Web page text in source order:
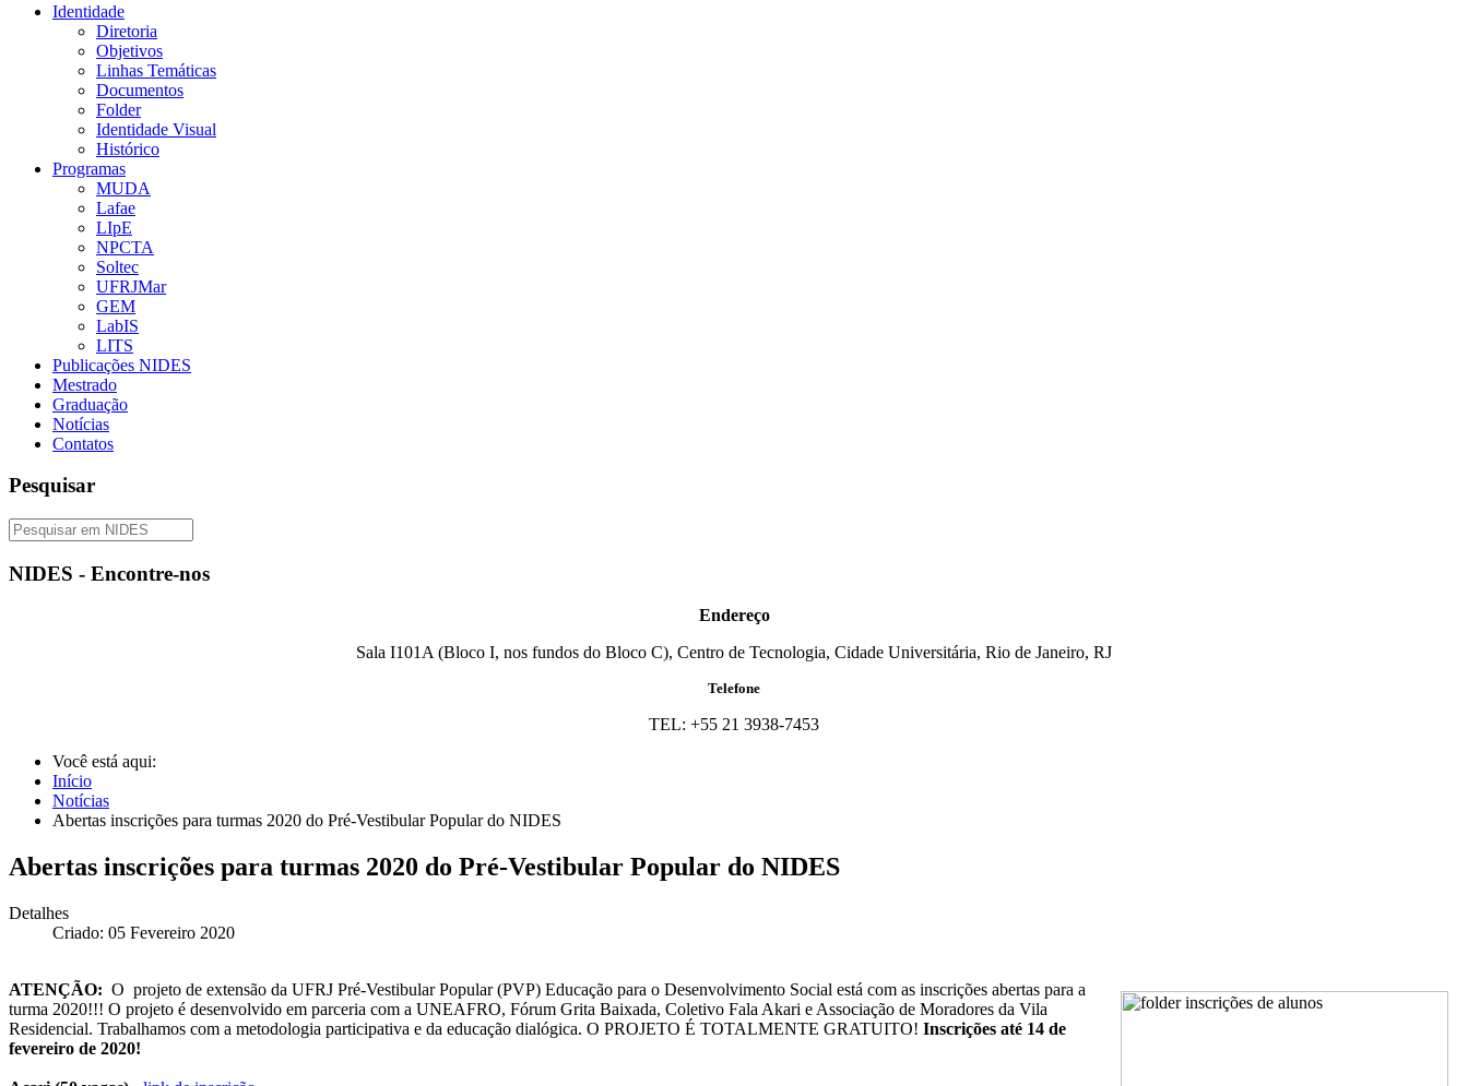
Identidade
Diretoria
Objetivos
Linhas Temáticas
Documentos
Folder
Identidade Visual
Histórico
Programas
MUDA
Lafae
LIpE
NPCTA
Soltec
UFRJMar
GEM
LabIS
LITS
Publicações NIDES
Mestrado
Graduação
Notícias
Contatos
Pesquisar
NIDES - Encontre-nos
Endereço
Sala I101A (Bloco I, nos fundos do Bloco C), Centro de Tecnologia, Cidade Universitária, Rio de Janeiro, RJ
Telefone
TEL: +55 21 3938-7453
Você está aqui:
Início
Notícias
Abertas inscrições para turmas 2020 do Pré-Vestibular Popular do NIDES
Abertas inscrições para turmas 2020 do Pré-Vestibular Popular do NIDES
Detalhes
Criado: 05 Fevereiro 2020
ATENÇÃO: O projeto de extensão da UFRJ Pré-Vestibular Popular (PVP) Educação para o Desenvolvimento Social está com as inscrições abertas para a
turma 2020!!! O projeto é desenvolvido em parceria com a UNEAFRO, Fórum Grita Baixada, Coletivo Fala Akari e Associação de Moradores da Vila
Residencial. Trabalhamos com a metodologia participativa e da educação dialógica. O PROJETO É TOTALMENTE GRATUITO! Inscrições até 14 de
fevereiro de 2020!